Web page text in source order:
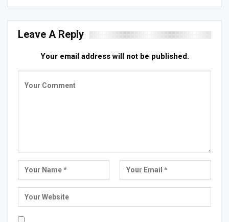
Leave A Reply
Your email address will not be published.